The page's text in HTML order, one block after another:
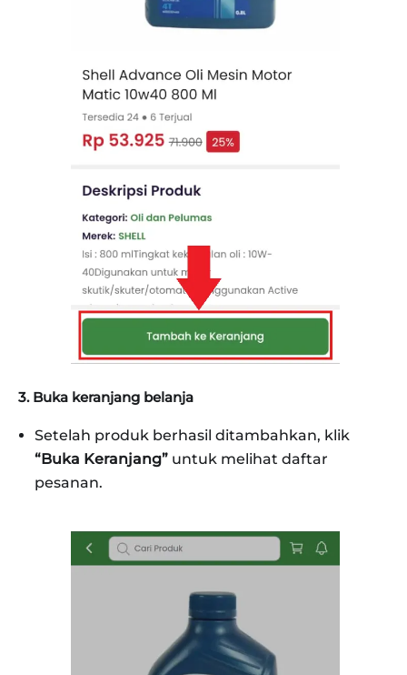
3. Buka keranjang belanja
Setelah produk berhasil ditambahkan, klik
“Buka Keranjang” untuk melihat daftar
pesanan.